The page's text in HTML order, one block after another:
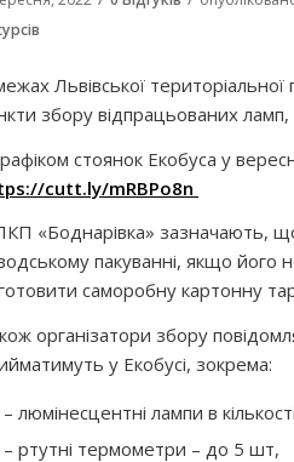
Львівської
збору відпрацьованих
стоянок Екобуса у
cutt.ly/mRBPo8n
«Боднарівка» зазначають,
пакуванні, якщо його
саморобну картонну
організатори збору
у Екобусі, зокрема:
– люмінесцентні лампи в
– ртутні термометри – до 5 шт,